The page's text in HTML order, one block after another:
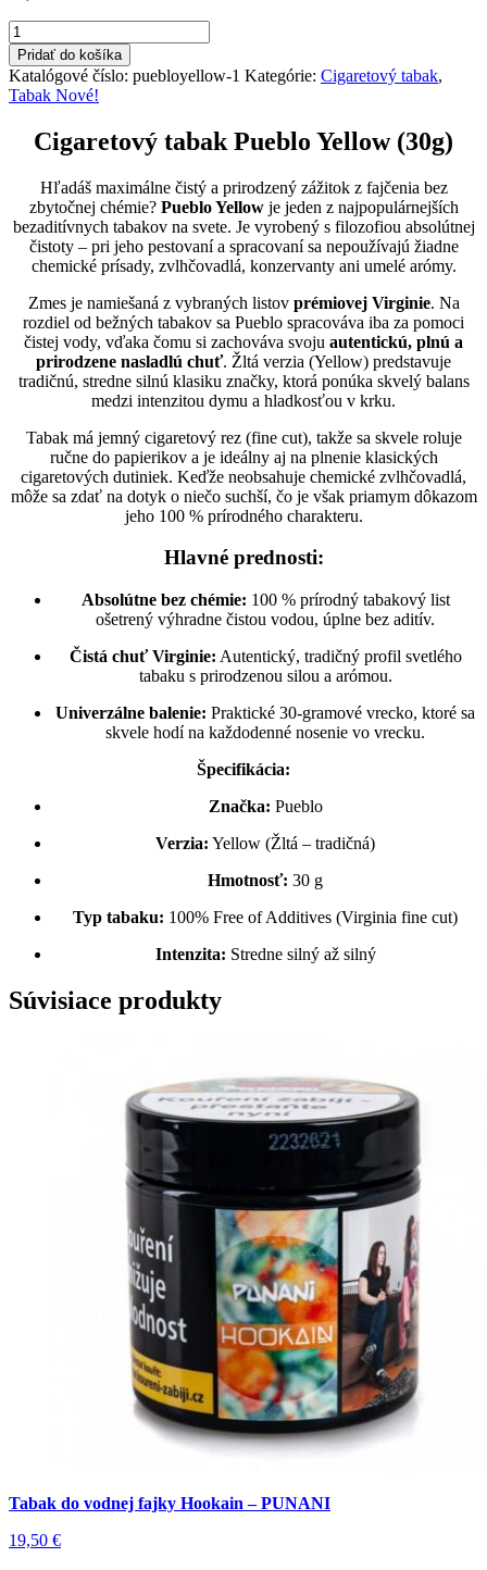
množstvo
Tabak
Pueblo
Yellow
30g
Nový
14,50
Pridať do košíka
Katalógové číslo: puebloyellow-1 Kategórie: Cigaretový tabak,
Tabak Nové!
Cigaretový tabak Pueblo Yellow (30g)
Hľadáš maximálne čistý a prirodzený zážitok z fajčenia bez
zbytočnej chémie? Pueblo Yellowje jeden z najpopulárnejších
bezaditívnych tabakov na svete. Je vyrobený s filozofiou absolútnej
čistoty – pri jeho pestovaní a spracovaní sa nepoužívajú žiadne
chemické prísady, zvlhčovadlá, konzervanty ani umelé arómy.
Zmes je namiešaná z vybraných listov prémiovej Virginie. Na
rozdiel od bežných tabakov sa Pueblo spracováva iba za pomoci
čistej vody, vďaka čomu si zachováva svoju autentickú, plnú a
prirodzene nasladlú chuť. Žltá verzia (Yellow) predstavuje
tradičnú, stredne silnú klasiku značky, ktorá ponúka skvelý balans
medzi intenzitou dymu a hladkosťou v krku.
Tabak má jemný cigaretový rez (fine cut), takže sa skvele roluje
ručne do papierikov a je ideálny aj na plnenie klasických
cigaretových dutiniek. Keďže neobsahuje chemické zvlhčovadlá,
môže sa zdať na dotyk o niečo suchší, čo je však priamym dôkazom
jeho 100 % prírodného charakteru.
Hlavné prednosti:
Absolútne bez chémie: 100 % prírodný tabakový list
ošetrený výhradne čistou vodou, úplne bez aditív.
Čistá chuť Virginie: Autentický, tradičný profil svetlého
tabaku s prirodzenou silou a arómou.
Univerzálne balenie: Praktické 30-gramové vrecko, ktoré sa
skvele hodí na každodenné nosenie vo vrecku.
Špecifikácia:
Značka: Pueblo
Verzia: Yellow (Žltá – tradičná)
Hmotnosť: 30 g
Typ tabaku: 100% Free of Additives (Virginia fine cut)
Intenzita: Stredne silný až silný
Súvisiace produkty
Tabak do vodnej fajky Hookain – PUNANI
19,50 €